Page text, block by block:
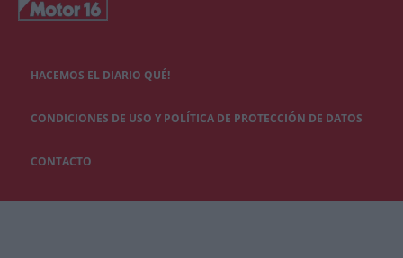
HACEMOS EL DIARIO QUÉ!
CONDICIONES DE USO Y POLÍTICA DE PROTECCIÓN DE DATOS
CONTACTO